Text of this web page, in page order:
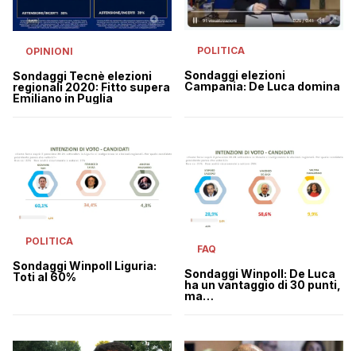
OPINIONI
Sondaggi Tecnè elezioni
regionali 2020: Fitto supera
Emiliano in Puglia
POLITICA
Sondaggi elezioni
Campania: De Luca domina
POLITICA
Sondaggi Winpoll Liguria:
Toti al 60%
FAQ
Sondaggi Winpoll: De Luca
ha un vantaggio di 30 punti,
ma…